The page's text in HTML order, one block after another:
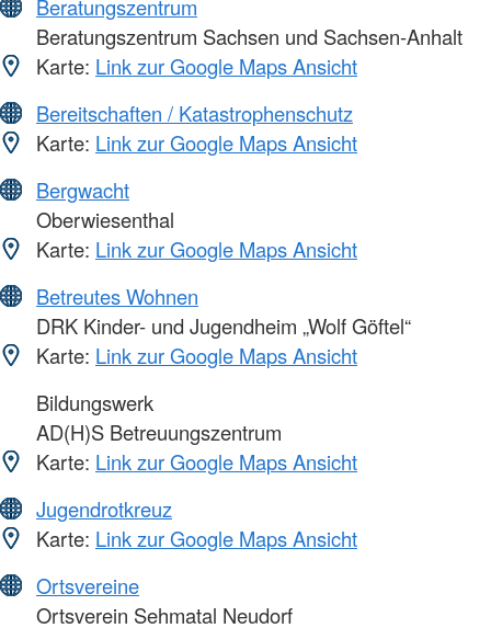
Beratungszentrum
Beratungszentrum Sachsen und Sachsen-Anhalt
Karte: Link zur Google Maps Ansicht
Bereitschaften / Katastrophenschutz
Karte: Link zur Google Maps Ansicht
Bergwacht
Oberwiesenthal
Karte: Link zur Google Maps Ansicht
Betreutes Wohnen
DRK Kinder- und Jugendheim „Wolf Göftel“
Karte: Link zur Google Maps Ansicht
Bildungswerk
AD(H)S Betreuungszentrum
Karte: Link zur Google Maps Ansicht
Jugendrotkreuz
Karte: Link zur Google Maps Ansicht
Ortsvereine
Ortsverein Sehmatal Neudorf